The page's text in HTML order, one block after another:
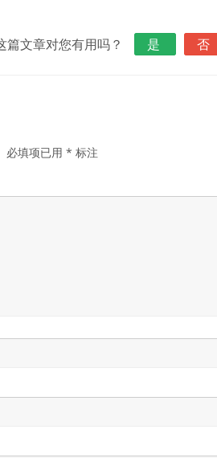
篇文章对您有用吗？ 是 否
必填项已用 * 标注